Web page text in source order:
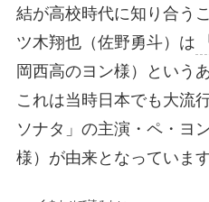
結が高校時代に知り合う
ツ木翔也（佐野勇斗）は
岡西高のヨン様）という
これは当時日本でも大流
ソナタ」の主演・ペ・ヨ
様）が由来となっています